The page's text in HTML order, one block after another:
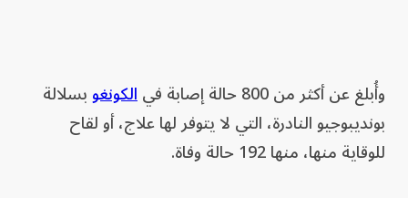
وأُبلغ عن أكثر من 800 حالة إصابة في الكونغوبسلالة
بونديبوجيو النادرة، التي لا يتوفر لها علاج، أو لقاح
للوقاية منها، منها 192 حالة وفاة.